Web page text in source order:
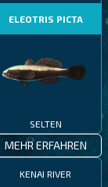
ELEOTRIS PICTA
SELTEN
MEHR ERFAHREN
KENAI RIVER